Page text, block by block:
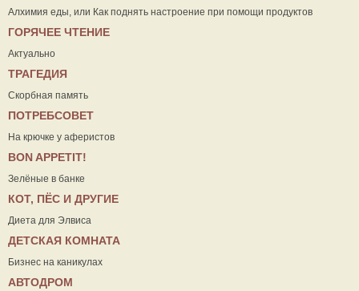
Алхимия еды, или Как поднять настроение при помощи продуктов
ГОРЯЧЕЕ ЧТЕНИЕ
Актуально
ТРАГЕДИЯ
Скорбная память
ПОТРЕБСОВЕТ
На крючке у аферистов
ВON APPETIT!
Зелёные в банке
КОТ, ПЁС И ДРУГИЕ
Диета для Элвиса
ДЕТСКАЯ КОМНАТА
Бизнес на каникулах
АВТОДРОМ